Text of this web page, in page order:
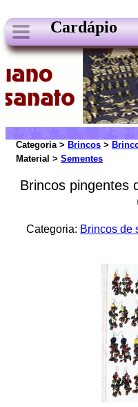
Cardápio
Categoria > Brincos >
Material > Sementes
Brincos pingentes
Categoria: Brincos de